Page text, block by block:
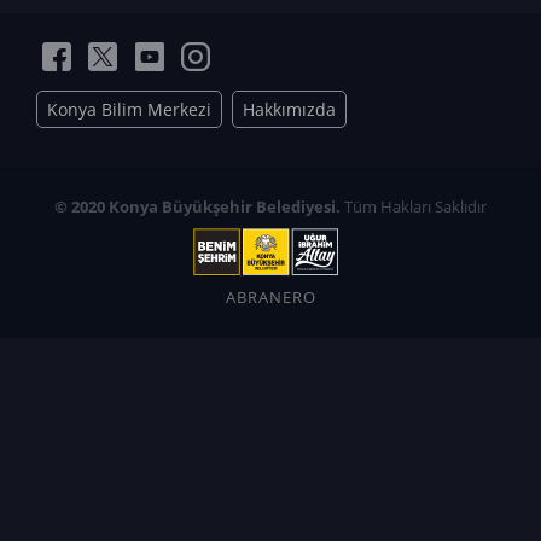
Konya Bilim Merkezi Hakkımızda
© 2020 Konya Büyükşehir Belediyesi. Tüm Hakları Saklıdır
ABRANERO